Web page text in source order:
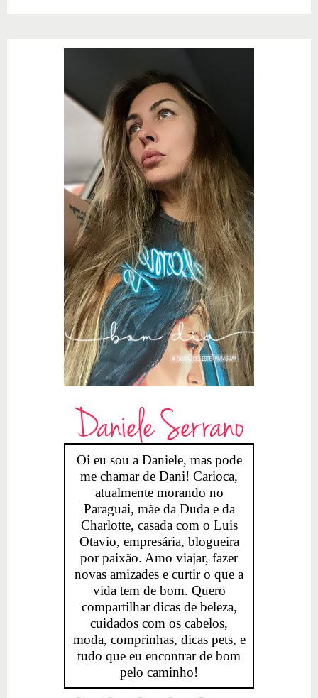
Daniele Serrano
Oi eu sou a Daniele, mas pode
me chamar de Dani! Carioca,
atualmente morando no
Paraguai, mãe da Duda e da
Charlotte, casada com o Luis
Otavio, empresária, blogueira
por paixão. Amo viajar, fazer
novas amizades e curtir o que a
vida tem de bom. Quero
compartilhar dicas de beleza,
cuidados com os cabelos,
moda, comprinhas, dicas pets, e
tudo que eu encontrar de bom
pelo caminho!